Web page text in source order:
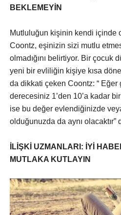
BEKLEMEYİN
Mutluluğun kişinin kendi içinde
Coontz, eşinizin sizi mutlu
olmadığını belirtiyor. Bir çocuk
yeni bir evliliğin kişiye kısa
da dikkati çeken Coontz: “
derecesiniz 1’den 10’a kadar
ise bu değer evlendiğinizde
olduğunuzda da aynı olacaktır”
İLİŞKİ UZMANLARI: İYİ
MUTLAKA KUTLAYIN